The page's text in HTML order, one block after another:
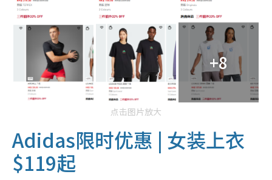
+8
点击图片放大
Adidas限时优惠 | 女装上衣
$119起